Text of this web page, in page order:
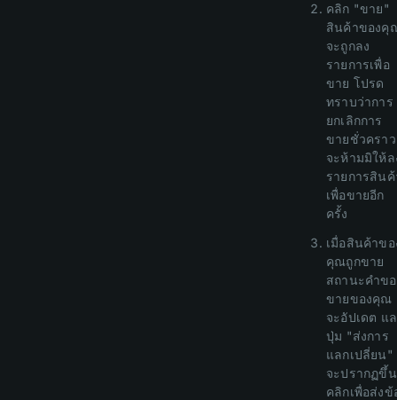
คลิก "ขาย"
สินค้าของคุ
จะถูกลง
รายการเพื่อ
ขาย โปรด
ทราบว่าการ
ยกเลิกการ
ขายชั่วคราว
จะห้ามมิให้ล
รายการสิน
เพื่อขายอีก
ครั้ง
เมื่อสินค้าขอ
คุณถูกขาย
สถานะคำขอ
ขายของคุณ
จะอัปเดต แ
ปุ่ม "ส่งการ
แลกเปลี่ยน"
จะปรากฏขึ้น
คลิกเพื่อส่งข้